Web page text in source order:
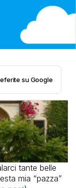
su Google
tante belle
mia “pazza”